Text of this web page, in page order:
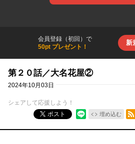
会員登録（初回）で
50pt プレゼント！
新
第２０話／大名花屋②
2024年10月03日
シェアして応援しよう！
ポスト
埋め込む
RSSフィ